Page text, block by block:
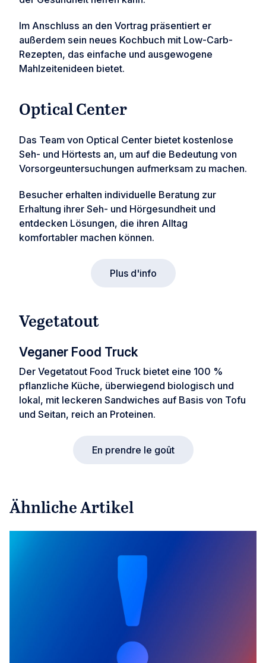
Im Anschluss an den Vortrag präsentiert er
außerdem sein neues Kochbuch mit Low-Carb-
Rezepten, das einfache und ausgewogene
Mahlzeitenideen bietet.
Optical Center
Das Team von Optical Center bietet kostenlose
Seh- und Hörtests an, um auf die Bedeutung von
Vorsorgeuntersuchungen aufmerksam zu machen.
Besucher erhalten individuelle Beratung zur
Erhaltung ihrer Seh- und Hörgesundheit und
entdecken Lösungen, die ihren Alltag
komfortabler machen können.
Plus d'info
Vegetatout
Veganer Food Truck
Der Vegetatout Food Truck bietet eine 100 %
pflanzliche Küche, überwiegend biologisch und
lokal, mit leckeren Sandwiches auf Basis von Tofu
und Seitan, reich an Proteinen.
En prendre le goût
Ähnliche Artikel